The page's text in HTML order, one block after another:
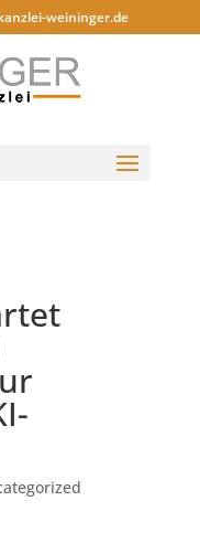
weininger.de